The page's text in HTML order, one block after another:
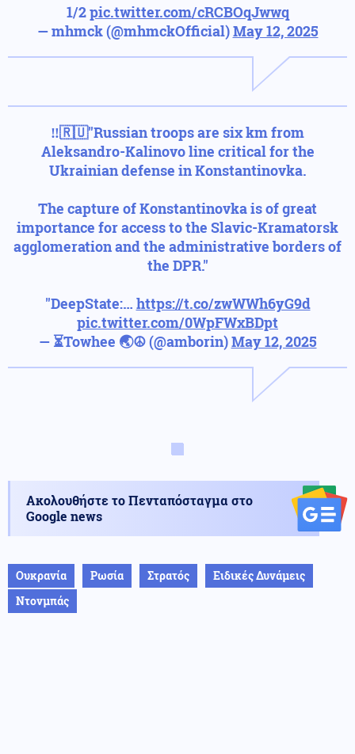
1/2pic.twitter.com/cRCBOqJwwq
— mhmck (@mhmckOfficial)May 12, 2025
‼️🇷🇺"Russian troops are six km from
Aleksandro-Kalinovo line critical for the
Ukrainian defense in Konstantinovka.
The capture of Konstantinovka is of great
importance for access to the Slavic-Kramatorsk
agglomeration and the administrative borders of
the DPR."
"DeepState:… https://t.co/zwWWh6yG9d
pic.twitter.com/0WpFWxBDpt
— ⏳Towhee 🌏☮️ (@amborin)May 12, 2025
Ακολουθήστε το Πενταπόσταγμα στο
Google news
Ουκρανία Ρωσία Στρατός
Ειδικές Δυνάμεις
Ντονμπάς